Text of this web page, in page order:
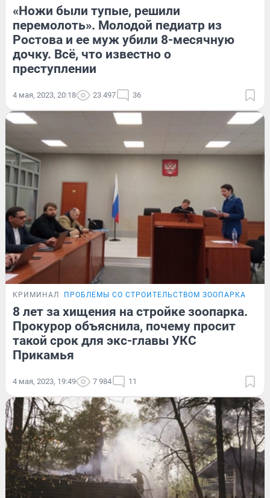
«Ножи были тупые, решили
перемолоть». Молодой педиатр из
Ростова и ее муж убили 8-месячную
дочку. Всё, что известно о
преступлении
4 мая, 2023, 20:18 23 497 36
КРИМИНАЛ ПРОБЛЕМЫ СО СТРОИТЕЛЬСТВОМ ЗООПАРКА
8 лет за хищения на стройке зоопарка.
Прокурор объяснила, почему просит
такой срок для экс-главы УКС
Прикамья
4 мая, 2023, 19:49 7 984 11